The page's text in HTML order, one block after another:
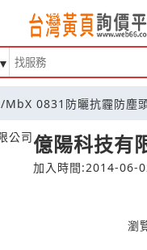
台灣黃頁詢價
/MbX 0831防曬抗霾防塵
億陽科技有
加入時間:2014-06-
瀏